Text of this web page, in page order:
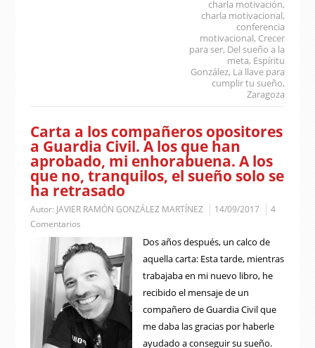
charla motivación,
charla motivacional,
conferencia
motivacional, Crecer
para ser, Del sueño a la
meta, Espíritu
González, La llave para
cumplir tu sueño,
Zaragoza
Carta a los compañeros opositores
a Guardia Civil. A los que han
aprobado, mi enhorabuena. A los
que no, tranquilos, el sueño solo se
ha retrasado
Autor: JAVIER RAMÓN GONZÁLEZ MARTÍNEZ 14/09/2017
4
Comentarios
Dos años después, un calco de
aquella carta: Esta tarde, mientras
trabajaba en mi nuevo libro, he
recibido el mensaje de un
compañero de Guardia Civil que
me daba las gracias por haberle
ayudado a conseguir su sueño.